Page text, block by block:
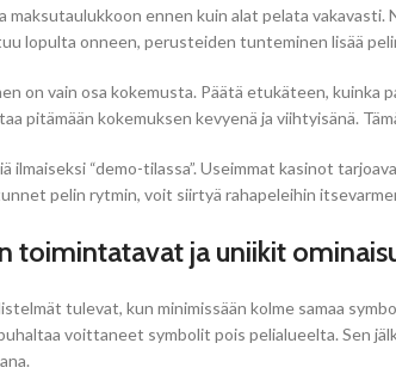
ennen kuin alat pelata
lopulta onneen, perusteiden tunteminen lisää
on vain osa kokemusta. Päätä etukäteen, kuinka
pitämään kokemuksen kevyenä ja viihtyisänä.
“demo-tilassa”. Useimmat kasinot
pelin rytmin, voit siirtyä rahapeleihin
toimintatavat ja uniikit
tulevat, kun minimissään kolme samaa
voittaneet symbolit pois pelialueelta. Sen